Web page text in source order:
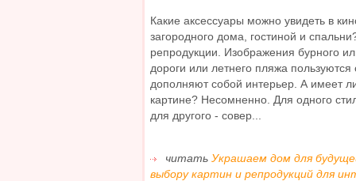
Какие аксессуары можно увидеть в
загородного дома, гостиной и
репродукции. Изображения бурного
дороги или летнего пляжа
дополняют собой интерьер. А имеет
картине? Несомненно. Для одного
для другого - совер...
читать Украшаем дом для
выбору картин и репродукций для